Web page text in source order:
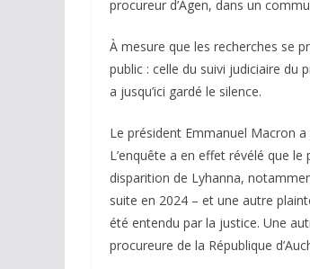
procureur d’Agen, dans un
À mesure que les recherches se
public : celle du suivi judiciaire du
a jusqu’ici gardé le silence.
Le président Emmanuel Macron
L’enquête a en effet révélé que
disparition de Lyhanna,
suite en 2024 – et une autre
été entendu par la justice. Une
procureure de la République